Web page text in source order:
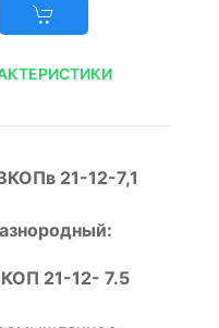
21-12-7,1
21-12- 7.5